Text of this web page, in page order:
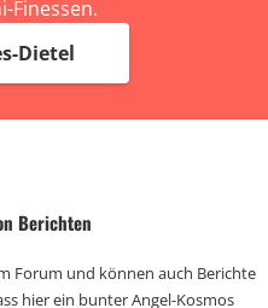
Finessen.
Dietel
Berichten
Forum und können auch Berichte
hier ein bunter Angel-Kosmos